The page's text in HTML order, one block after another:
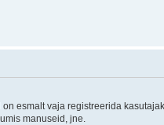
esmalt vaja registreerida
manuseid, jne.